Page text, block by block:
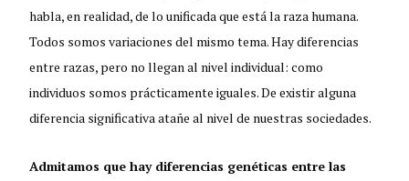
habla, en realidad, de lo unificada que está la raza humana.
Todos somos variaciones del mismo tema. Hay diferencias
entre razas, pero no llegan al nivel individual: como
individuos somos prácticamente iguales. De existir alguna
diferencia significativa atañe al nivel de nuestras sociedades.
Admitamos que hay diferencias genéticas entre las